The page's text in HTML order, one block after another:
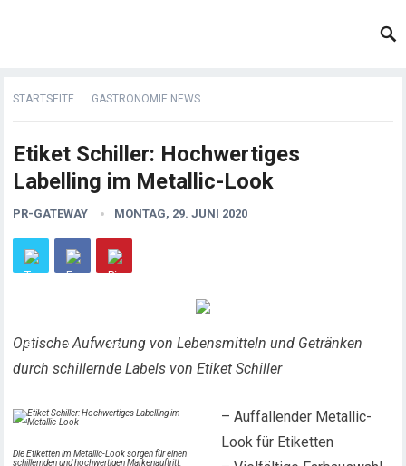
STARTSEITE GASTRONOMIE NEWS
Etiket Schiller: Hochwertiges
Labelling im Metallic-Look
PR-GATEWAY MONTAG, 29. JUNI 2020
Optische Aufwertung von Lebensmitteln und Getränken
durch schillernde Labels von Etiket Schiller
Die Etiketten im Metallic-Look sorgen für einen
schillernden und hochwertigen Markenauftritt.
– Auffallender Metallic-
Look für Etiketten